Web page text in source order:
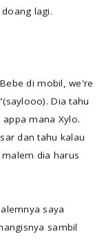
lagi.
di mobil, we're
Dia tahu
mana Xylo.
dan tahu kalau
dia harus
saya
sambil